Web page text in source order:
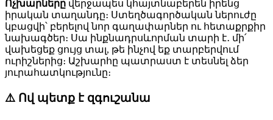
Ոչխարները վերջապես կհայտնաբերեն իրենց
իրական տաղանդը։ Ստեղծագործական ներուժը
կբացվի՝ բերելով նոր գաղափարներ ու հետաքրքիր
նախագծեր։ Սա ինքնադրսևորման տարի է․ մի՛
վախեցեք ցույց տալ, թե ինչով եք տարբերվում
ուրիշներից։ Աշխարհը պատրաստ է տեսնել ձեր
յուրահատկությունը։
⚠️ Ով պետք է զգուշանա